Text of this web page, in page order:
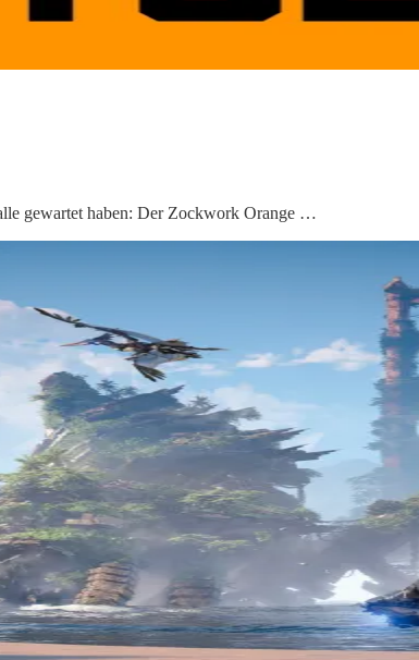
gewartet haben: Der Zockwork Orange …